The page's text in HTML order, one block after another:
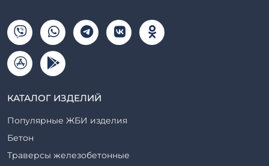
КАТАЛОГ ИЗДЕЛИЙ
Популярные ЖБИ изделия
Бетон
Траверсы железобетонные